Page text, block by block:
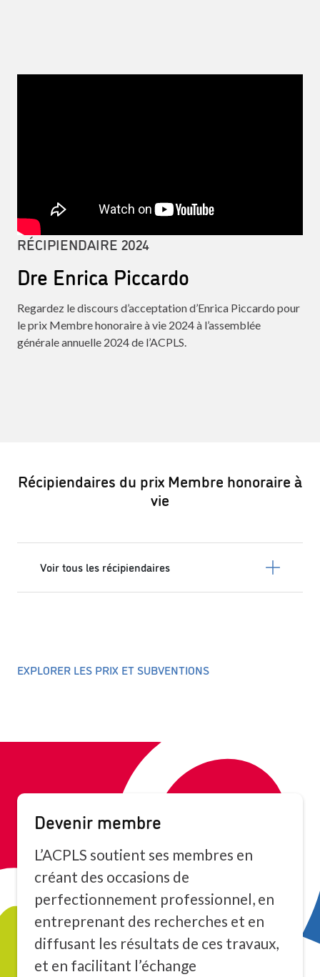
RÉCIPIENDAIRE 2024
Dre Enrica Piccardo
Regardez le discours d’acceptation d’Enrica Piccardo pour
le prix Membre honoraire à vie 2024 à l’assemblée
générale annuelle 2024 de l’ACPLS.
Récipiendaires du prix Membre honoraire à
vie
Voir tous les récipiendaires
EXPLORER LES PRIX ET SUBVENTIONS
Devenir membre
L’ACPLS soutient ses membres en
créant des occasions de
perfectionnement professionnel, en
entreprenant des recherches et en
diffusant les résultats de ces travaux,
et en facilitant l’échange